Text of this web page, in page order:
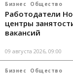
Бизнес Общество
Работодатели
центры
вакансий
09 августа 2026, 09:00
Бизнес Общество